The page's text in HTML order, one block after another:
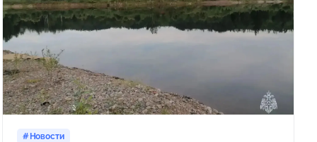
Новости